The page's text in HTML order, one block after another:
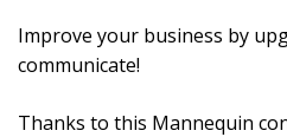
Improve your business by
communicate!
Thanks to this Mannequin